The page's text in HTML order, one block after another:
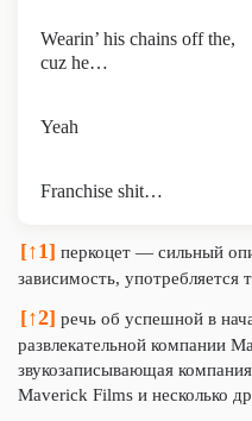
Wearin’ his chains off the,
cuz he…
Yeah
Franchise shit…
[↑1] перкоцет — сильный
зависимость, употребляется
[↑2] речь об успешной в
развлекательной компании
звукозаписывающая
Maverick Films и несколько